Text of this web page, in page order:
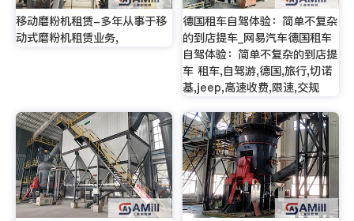
移动磨粉机租赁-多年从事于移
动式磨粉机租赁业务,
德国租车自驾体验：简单不复杂
的到店提车_网易汽车德国租车
自驾体验：简单不复杂的到店提
车 租车,自驾游,德国,旅行,切诺
基,jeep,高速收费,限速,交规